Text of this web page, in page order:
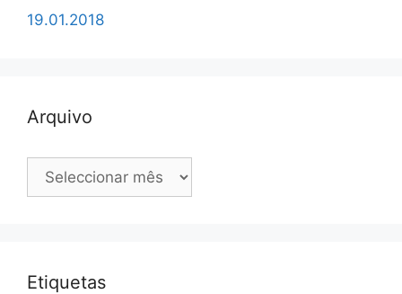
19.01.2018
Arquivo
Arquivo
Etiquetas